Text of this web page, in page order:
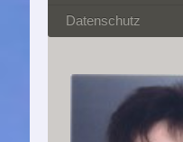
Datenschutz